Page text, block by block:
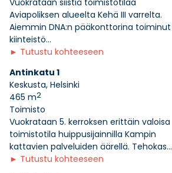
Vuokrataan siistiä toimistotilaa
Aviapoliksen alueelta Kehä III varrelta.
Aiemmin DNA:n pääkonttorina toiminut
kiinteistö...
► Tutustu kohteeseen
Antinkatu 1
Keskusta, Helsinki
465 m2
Toimisto
Vuokrataan 5. kerroksen erittäin valoisa
toimistotila huippusijainnilla Kampin
kattavien palveluiden äärellä. Tehokas...
► Tutustu kohteeseen